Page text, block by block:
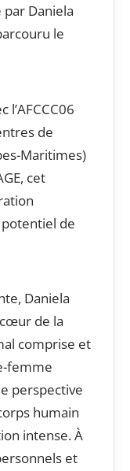
Daniela
le
de
Maritimes)
cet
de
Daniela
de la
comprise et
femme
perspective
humain
intense. À
et